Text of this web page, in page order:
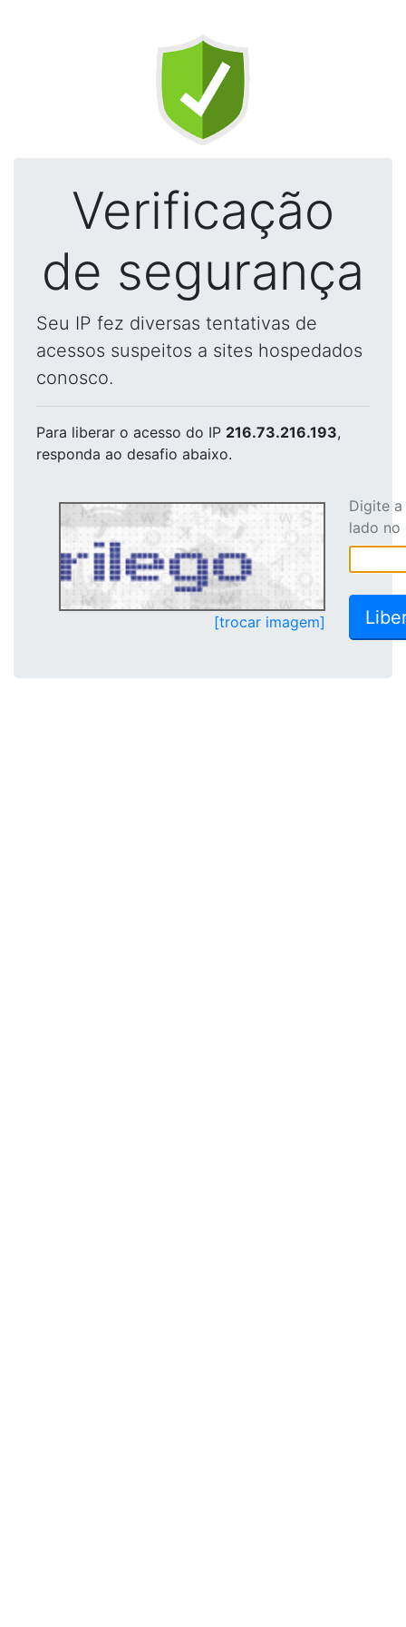
Verificação
de segurança
Seu IP fez diversas tentativas de
acessos suspeitos a sites hospedados
conosco.
Para liberar o acesso do IP 216.73.216.193,
responda ao desafio abaixo.
[trocar imagem]
Digite
lado no